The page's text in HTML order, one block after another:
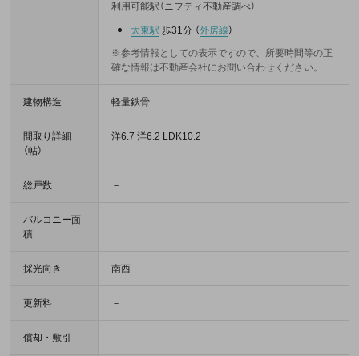
利用可能駅（ニフティ不動産調べ）
太東駅 歩31分 （外房線）
※参考情報としての表示ですので、所要時間等の正
確な情報は不動産会社にお問い合わせください。
建物構造 軽量鉄骨
間取り詳細
（帖）
洋6.7 洋6.2 LDK10.2
総戸数 －
バルコニー面
積
－
採光向き 南西
更新料 －
償却・敷引 －